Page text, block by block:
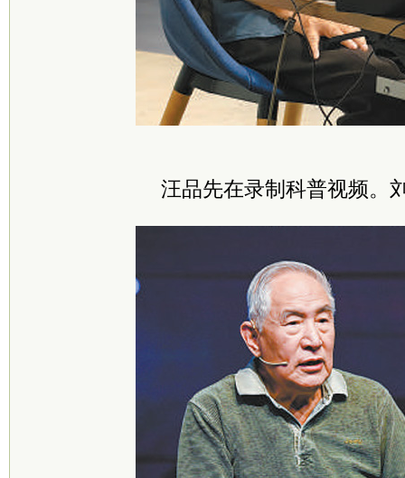
汪品先在录制科普视频。